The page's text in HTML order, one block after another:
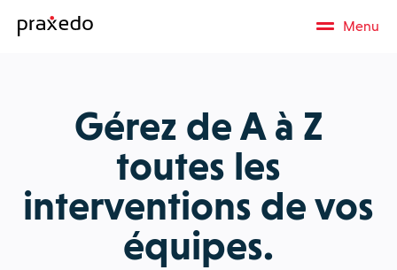
Menu
Gérez de A à Z
toutes les
interventions de vos
équipes.